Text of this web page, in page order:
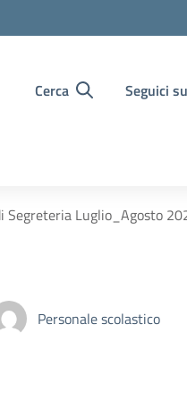
Cerca Seguici
Segreteria Luglio_Agosto
Personale scolastico